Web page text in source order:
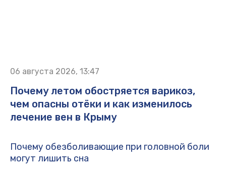
06 августа 2026, 13:47
Почему летом обостряется варикоз,
чем опасны отёки и как изменилось
лечение вен в Крыму
Почему обезболивающие при головной боли
могут лишить сна